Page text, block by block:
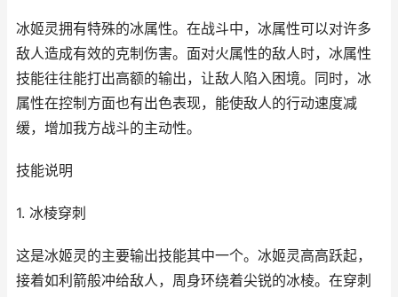
冰姬灵拥有特殊的冰属性。在战斗中，冰属性可以对许多
敌人造成有效的克制伤害。面对火属性的敌人时，冰属性
技能往往能打出高额的输出，让敌人陷入困境。同时，冰
属性在控制方面也有出色表现，能使敌人的行动速度减
缓，增加我方战斗的主动性。
技能说明
1. 冰棱穿刺
这是冰姬灵的主要输出技能其中一个。冰姬灵高高跃起，
接着如利箭般冲给敌人，周身环绕着尖锐的冰棱。在穿刺